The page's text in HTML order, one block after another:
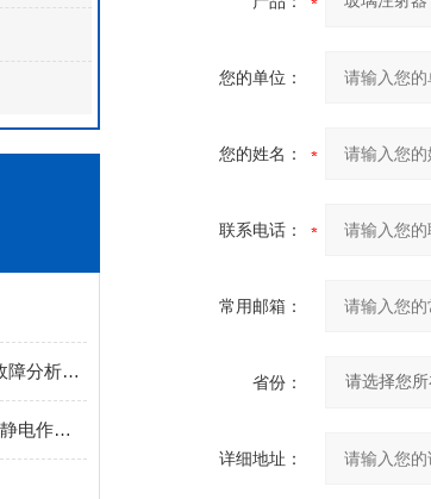
Anpel超声波清洗器的五种常见故障分析和检测
干货丨样品称量准确度影响——静电作用篇
您的单位：
您的姓名：
联系电话：
常用邮箱：
省份：
详细地址：